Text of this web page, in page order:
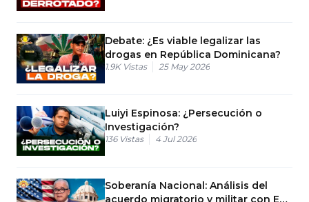
Debate: ¿Es viable legalizar las
drogas en República Dominicana?
1.9K Vistas 25 May 2026
Luiyi Espinosa: ¿Persecución o
Investigación?
136 Vistas 4 Jul 2026
Soberanía Nacional: Análisis del
acuerdo migratorio y militar con EE.